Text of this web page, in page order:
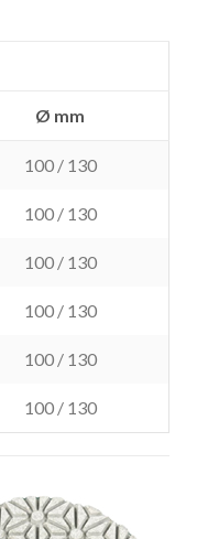
Ø mm
100 / 130
100 / 130
100 / 130
100 / 130
100 / 130
100 / 130